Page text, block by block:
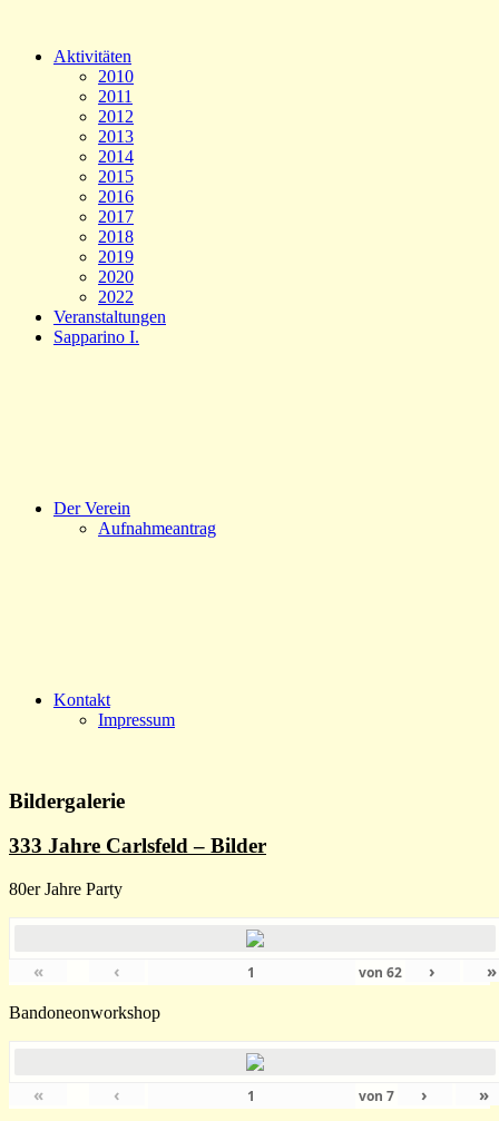
Aktivitäten
2010
2011
2012
2013
2014
2015
2016
2017
2018
2019
2020
2022
Veranstaltungen
Sapparino I.
Der Verein
Aufnahmeantrag
Kontakt
Impressum
Bildergalerie
333 Jahre Carlsfeld – Bilder
80er Jahre Party
« ‹ von 62 › »
Bandoneonworkshop
« ‹ von 7 › »